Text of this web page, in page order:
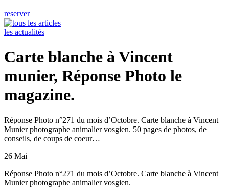
reserver
les actualités
Carte blanche à Vincent
munier, Réponse Photo le
magazine.
Réponse Photo n°271 du mois d’Octobre. Carte blanche à Vincent
Munier photographe animalier vosgien. 50 pages de photos, de
conseils, de coups de coeur…
26 Mai
Réponse Photo n°271 du mois d’Octobre. Carte blanche à Vincent
Munier photographe animalier vosgien.